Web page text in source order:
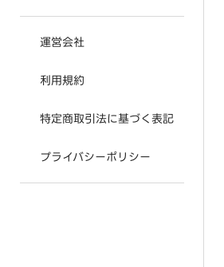
運営会社
利用規約
特定商取引法に基づく表記
プライバシーポリシー